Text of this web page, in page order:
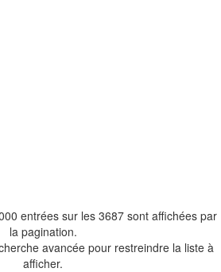
entrées sur les 3687 sont affichées par
la pagination.
avancée pour restreindre la liste à
afficher.